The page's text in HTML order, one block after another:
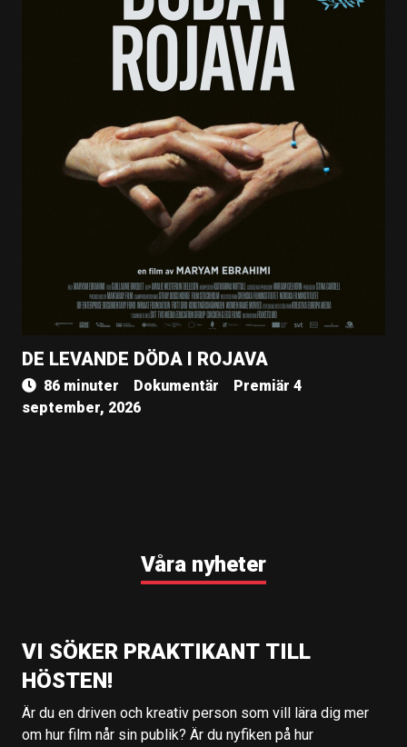
DE LEVANDE DÖDA I ROJAVA
86 minuter Dokumentär
Premiär 4
september, 2026
Våra nyheter
VI SÖKER PRAKTIKANT TILL
HÖSTEN!
Är du en driven och kreativ person som vill lära dig mer
om hur film når sin publik? Är du nyfiken på hur